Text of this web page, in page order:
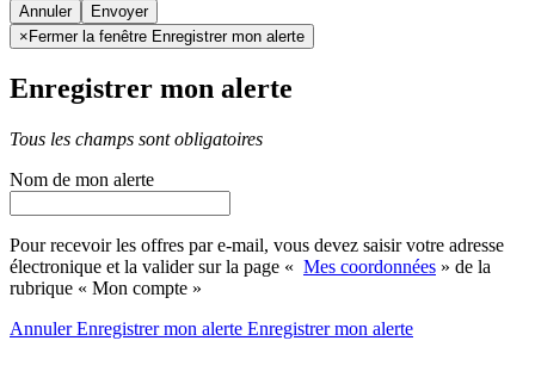
Annuler
× Fermer la fenêtre Enregistrer mon alerte
Enregistrer mon alerte
Tous les champs sont obligatoires
Nom de mon alerte
Pour recevoir les offres par e-mail, vous devez saisir votre adresse
électronique et la valider sur la page « Mes coordonnées » de la
rubrique « Mon compte »
AnnulerEnregistrer mon alerte Enregistrermon alerte